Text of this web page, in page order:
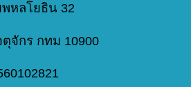
พหลโยธิน 32
จักร กทม 10900